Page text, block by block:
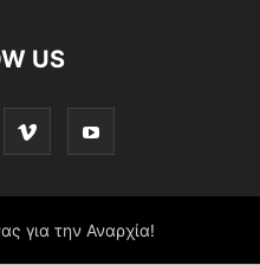
US
για την Αναρχία!